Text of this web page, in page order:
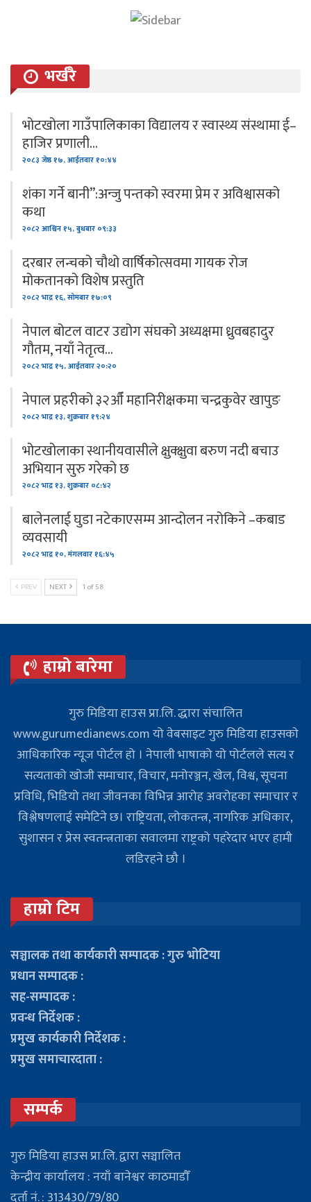
भर्खरै
भोटखोला गाउँपालिकाका विद्यालय र स्वास्थ्य संस्थामा ई–
हाजिर प्रणाली…
२०८३ जेष्ठ १७, आईतवार १०:४४
शंका गर्ने बानी”:अन्जु पन्तको स्वरमा प्रेम र अविश्वासको
कथा
२०८२ आश्विन १५, बुधबार ०९:३३
दरबार लन्चको चौथो वार्षिकोत्सवमा गायक रोज
मोकतानको विशेष प्रस्तुति
२०८२ भाद्र १६, सोमबार १७:०९
नेपाल बोटल वाटर उद्योग संघको अध्यक्षमा ध्रुवबहादुर
गौतम, नयाँ नेतृत्व…
२०८२ भाद्र १५, आईतवार २०:२०
नेपाल प्रहरीको ३२औँ महानिरीक्षकमा चन्द्रकुवेर खापुङ
२०८२ भाद्र १३, शुक्रबार १९:२४
भोटखोलाका स्थानीयवासीले क्षुक्क्षुवा बरुण नदी बचाउ
अभियान सुरु गरेको छ
२०८२ भाद्र १३, शुक्रबार ०८:४२
बालेनलाई घुडा नटेकाएसम्म आन्दोलन नरोकिने –कबाड
व्यवसायी
२०८२ भाद्र १०, मंगलवार १६:४५
PREV NEXT 1 of 58
हाम्रो बारेमा
गुरु मिडिया हाउस प्रा.लि. द्धारा संचालित
www.gurumedianews.com यो वेबसाइट गुरु मिडिया हाउसकाे
आधिकारिक न्यूज पोर्टल हो । नेपाली भाषाको यो पोर्टलले सत्य र
सत्यताको खोजी समाचार, विचार, मनोरञ्जन, खेल, विश्व, सूचना
प्रविधि, भिडियो तथा जीवनका विभिन्न आरोह अवरोहका समाचार र
विश्लेषणलाई समेटिने छ। राष्ट्रियता, लोकतन्त्र, नागरिक अधिकार,
सुशासन र प्रेस स्वतन्त्रताका सवालमा राष्ट्रको पहरेदार भएर हामी
लडिरहने छौ ।
हाम्रो टिम
सञ्चालक तथा कार्यकारी सम्पादक : गुरु भोटिया
प्रधान सम्पादक :
सह-सम्पादक :
प्रवन्ध निर्देशक :
प्रमुख कार्यकारी निर्देशक :
प्रमुख समाचारदाता :
सम्पर्क
गुरु मिडिया हाउस प्रा.लि. द्वारा सञ्चालित
केन्द्रीय कार्यालय : नयाँ बानेश्वर काठमाडौँ